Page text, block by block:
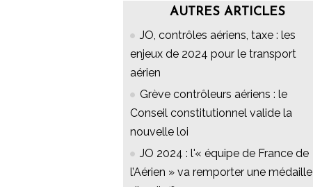
AUTRES ARTICLES
JO, contrôles aériens, taxe : les
enjeux de 2024 pour le transport
aérien
Grève contrôleurs aériens : le
Conseil constitutionnel valide la
nouvelle loi
JO 2024 : l'« équipe de France de
l’Aérien » va remporter une médaille